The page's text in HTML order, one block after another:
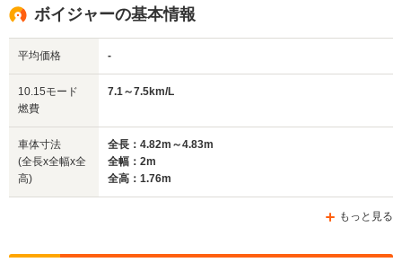
ボイジャーの基本情報
平均価格 -
10.15モード
燃費
7.1～7.5km/L
車体寸法
(全長x全幅x全
高)
全長：4.82m～4.83m
全幅：2m
全高：1.76m
もっと見る